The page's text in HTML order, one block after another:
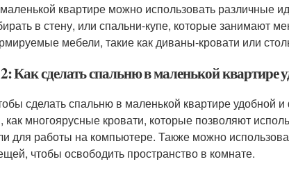
квартире можно использовать различные
в стену, или спальни-купе, которые занимают
мебели, такие как диваны-кровати или
Как сделать спальню в маленькой квартире
сделать спальню в маленькой квартире удобной
многоярусные кровати, которые позволяют
для работы на компьютере. Также можно
чтобы освободить пространство в комнате.